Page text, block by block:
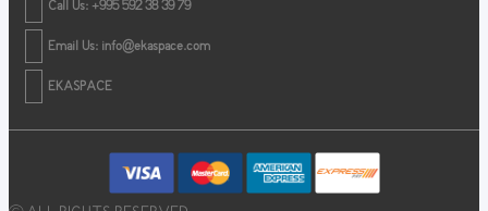
Call Us: +995 592 38 39 79
Email Us: info@ekaspace.com
EKASPACE